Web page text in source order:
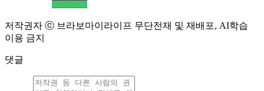
저작권자 ⓒ 브라보마이라이프 무단전재 및 재배포, AI학습
이용 금지
댓글